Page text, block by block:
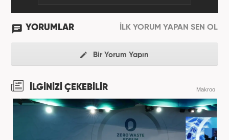
YORUMLAR İLK YORUM YAPAN SEN OL
Bir Yorum Yapın
İLGİNİZİ ÇEKEBİLİR Makroo